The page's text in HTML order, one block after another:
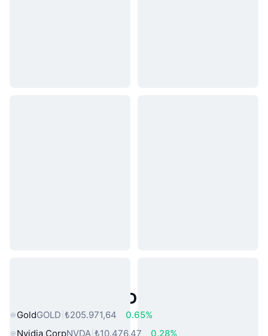
Popüler Gerçek Dünya Varlıkları
GoldGOLD ₺205.971,64
0.65%
Nvidia CorpNVDA ₺10.476,47 0.28%